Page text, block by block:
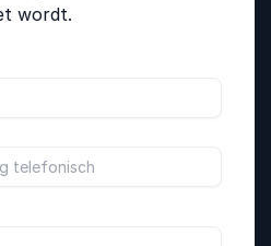
wordt.